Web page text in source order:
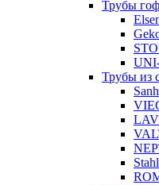
Трубы
Трубы из